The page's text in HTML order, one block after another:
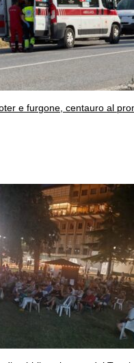
e furgone, centauro al